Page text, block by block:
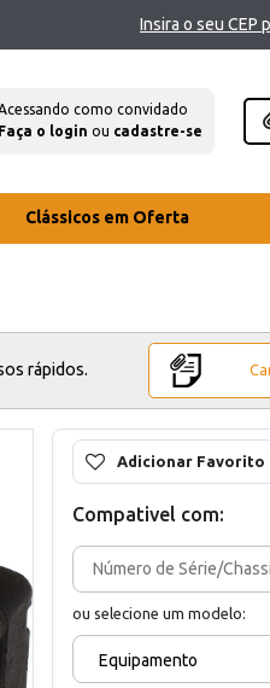
Insira o seu CEP
como convidado
Faça o login ou cadastre-se
Clássicos em Oferta
rápidos.
Adicionar Favorito
Compativel com:
ou selecione um modelo:
Equipamento